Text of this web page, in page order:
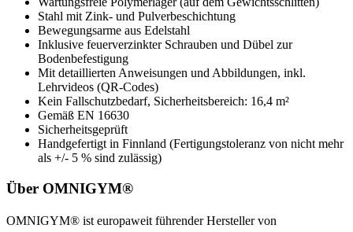
Stahl mit Zink- und Pulverbeschichtung
Bewegungsarme aus Edelstahl
Inklusive feuerverzinkter Schrauben und Dübel zur
Bodenbefestigung
Mit detaillierten Anweisungen und Abbildungen, inkl.
Lehrvideos (QR-Codes)
Kein Fallschutzbedarf, Sicherheitsbereich: 16,4 m²
Gemäß EN 16630
Sicherheitsgeprüft
Handgefertigt in Finnland (Fertigungstoleranz von nicht mehr
als +/- 5 % sind zulässig)
Über OMNIGYM®
OMNIGYM® ist europaweit führender Hersteller von